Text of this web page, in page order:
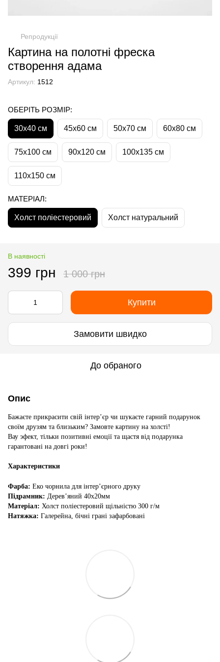
Репродукції
Картина на полотні фреска
створення адама
Артикул: 1512
ОБЕРІТЬ РОЗМІР:
30х40 см 45х60 см 50х70 см 60х80 см
75х100 см 90х120 см 100х135 см
110х150 см
МАТЕРІАЛ:
Холст поліестеровий Холст натуральний
В наявності
399 грн 1 000 грн
Купити
Замовити швидко
До обраного
Опис
Бажаєте прикрасити свій інтер’єр чи шукаєте гарний подарунок
своїм друзям та близьким? Замовте картину на холсті!
Вау эфект, тільки позитивні емоції та щастя від подарунка
гарантовані на довгі роки!
Характеристики
Фарба: Еко чорнила для інтер’єрного друку
Підрамник: Дерев’яний 40х20мм
Матеріал: Холст поліестеровий щільністю 300 г/м
Натяжка: Галерейна, бічні грані зафарбовані